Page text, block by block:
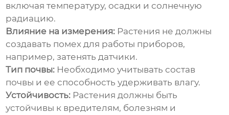
включая температуру, осадки и солнечную
радиацию.
Влияние на измерения: Растения не должны
создавать помех для работы приборов,
например, затенять датчики.
Тип почвы: Необходимо учитывать состав
почвы и ее способность удерживать влагу.
Устойчивость: Растения должны быть
устойчивы к вредителям, болезням и